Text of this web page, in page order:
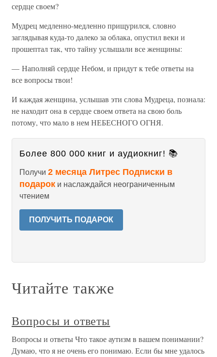
сердце своем?
Мудрец медленно-медленно прищурился, словно
заглядывая куда-то далеко за облака, опустил веки и
прошептал так, что тайну услышали все женщины:
— Наполняй сердце Небом, и придут к тебе ответы на
все вопросы твои!
И каждая женщина, услышав эти слова Мудреца, познала:
не находит она в сердце своем ответа на свою боль
потому, что мало в нем НЕБЕСНОГО ОГНЯ.
Более 800 000 книг и аудиокниг! 📚
Получи 2 месяца Литрес Подписки в
подарок и наслаждайся неограниченным
чтением
ПОЛУЧИТЬ ПОДАРОК
Читайте также
Вопросы и ответы
Вопросы и ответы Что такое аутизм в вашем понимании?
Думаю, что я не очень его понимаю. Если бы мне удалось